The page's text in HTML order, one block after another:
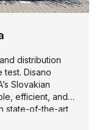
distribution
test. Disano
Slovakian
efficient, and
state-of-the-art